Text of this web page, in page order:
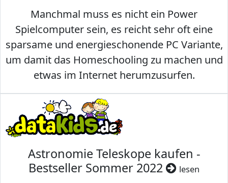
Manchmal muss es nicht ein Power
Spielcomputer sein, es reicht sehr oft eine
sparsame und energieschonende PC Variante,
um damit das Homeschooling zu machen und
etwas im Internet herumzusurfen.
Astronomie Teleskope kaufen -
Bestseller Sommer 2022
lesen